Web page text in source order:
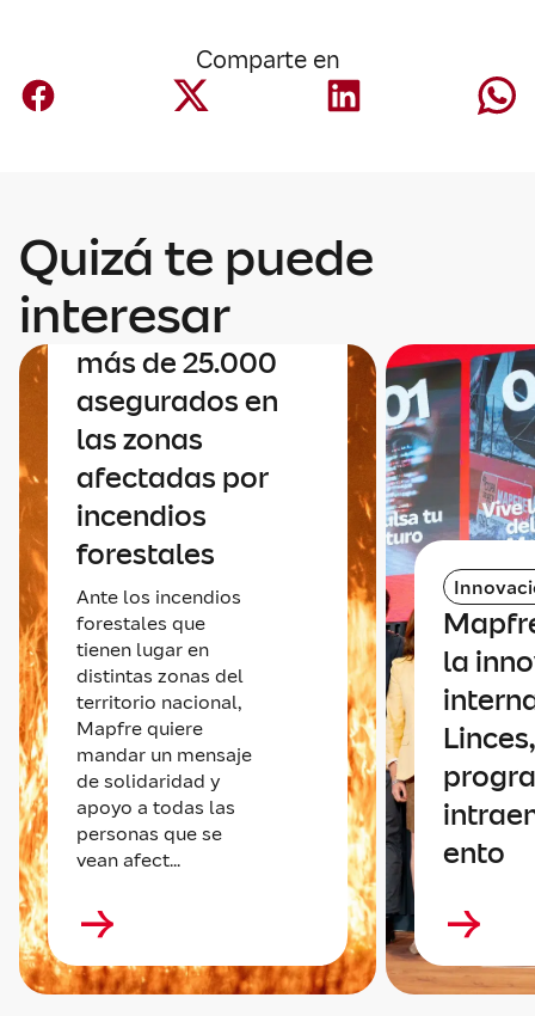
Comparte en
Quizá te puede
interesar
Negocio España
Mapfre contacta
uno a uno con sus
más de 25.000
asegurados en
las zonas
afectadas por
incendios
forestales
Ante los incendios
forestales que
tienen lugar en
distintas zonas del
territorio nacional,
Mapfre quiere
mandar un mensaje
de solidaridad y
apoyo a todas las
personas que se
vean afect...
la
ento